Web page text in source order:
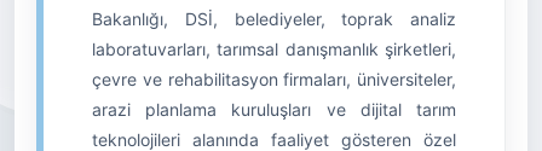
Bakanlığı, DSİ, belediyeler, toprak analiz
laboratuvarları, tarımsal danışmanlık şirketleri,
çevre ve rehabilitasyon firmaları, üniversiteler,
arazi planlama kuruluşları ve dijital tarım
teknolojileri alanında faaliyet gösteren özel